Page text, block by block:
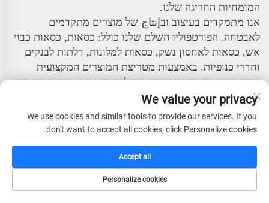
המומחיות החריגה שלנו.
אנו מתמקדים בעיצוב ובإنتاج של מוצרים מתקדמים
לאבטחה. הפורטפוליו השלם שלנו כולל: כסאות, כסאות כבוי
אש, כסאות לאחסון נשק, כסאות למלונות, דלתות לבנקים
וחדרי כנופיות. באמצעות מטריצת המוצרים המקצועית
והשיטתית הזו, אנו עומדים ביעילות בצרכים מגוונים בתחום
האבטחה עבור תחומי האזרחי, המסחרי והמוסדות הפיננסיים.
החברה מונה צוות ניהול בכיר עם חזון בינלאומי ועמדות
מקצועיות. על ידי שילוב טכנולוגיות מתקדמות מחו"ל ושיטות
ניהול, בנויה מערכת תפעול מודרנית ויעילה ביותר. פילוסופיית
הניהול המרכזית שלנו – "אינטגריטי, איכות ראשונה,
מקצועיות, יעילות והתקדמות" – משורשת בכל היבטי
פעילותינו.
We value your privacy
We use cookies and similar tools to provide our services. If you
don't want to accept all cookies, click Personalize cookies.
Personalize cookies
Accept all